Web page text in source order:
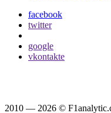
facebook
twitter
google
vkontakte
2010 — 2026 ©